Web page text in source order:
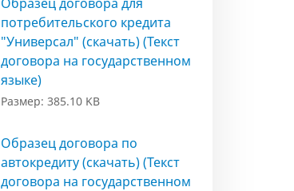
потребительского кредита
"Универсал" (скачать) (Текст
договора на государственном
языке)
Размер: 385.10 KB
Образец договора по
автокредиту (скачать) (Текст
договора на государственном